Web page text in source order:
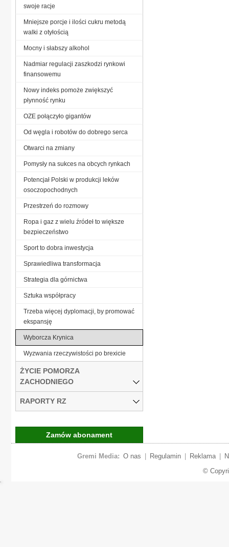
swoje racje
Mniejsze porcje i ilości cukru metodą
walki z otyłością
Mocny i słabszy alkohol
Nadmiar regulacji zaszkodzi rynkowi
finansowemu
Nowy indeks pomoże zwiększyć
płynność rynku
OZE połączyło gigantów
Od węgla i robotów do dobrego serca
Otwarci na zmiany
Pomysły na sukces na obcych rynkach
Potencjał Polski w produkcji leków
osoczopochodnych
Przestrzeń do rozmowy
Ropa i gaz z wielu źródeł to większe
bezpieczeństwo
Sport to dobra inwestycja
Sprawiedliwa transformacja
Strategia dla górnictwa
Sztuka współpracy
Trzeba więcej dyplomacji, by promować
ekspansję
Wyborcza Krynica
Wyzwania rzeczywistości po brexicie
ŻYCIE POMORZA
ZACHODNIEGO
RAPORTY RZ
Zamów abonament
Gremi Media: O nas Regulamin Reklama
©